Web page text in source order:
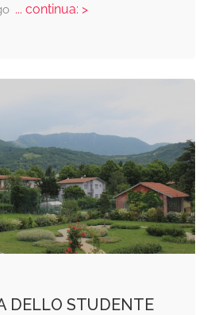
... continua: >
DELLO STUDENTE